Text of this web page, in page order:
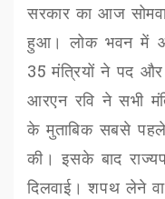
सरकार का आज
हुआ। लोक भवन में
35मंत्रियों ने पद
आरएन रवि ने सभी
के मुताबिक सबसे पहले
की। इसके बाद
दिलवाई। शपथ लेने